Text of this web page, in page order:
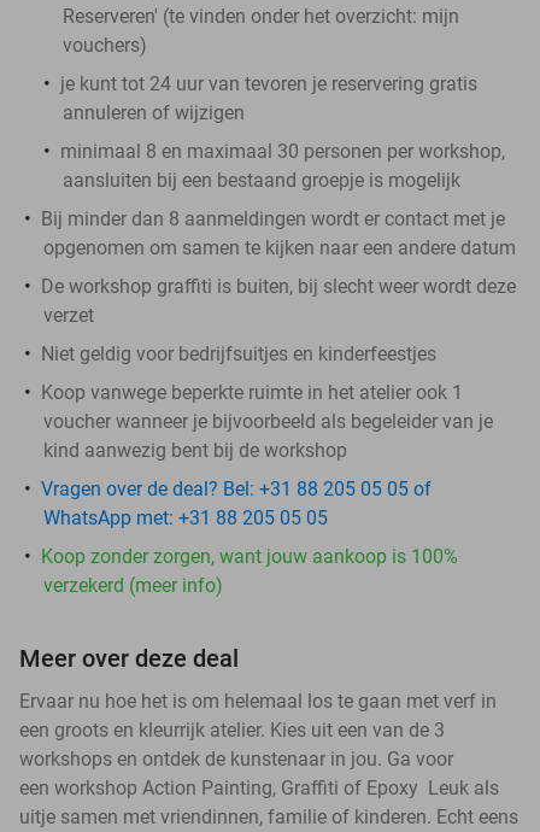
Reserveren' (te vinden onder het overzicht: mijn
vouchers)
je kunt tot 24 uur van tevoren je reservering gratis
annuleren of wijzigen
minimaal 8 en maximaal 30 personen per workshop,
aansluiten bij een bestaand groepje is mogelijk
Bij minder dan 8 aanmeldingen wordt er contact met je
opgenomen om samen te kijken naar een andere datum
De workshop graffiti is buiten, bij slecht weer wordt deze
verzet
Niet geldig voor bedrijfsuitjes en kinderfeestjes
Koop vanwege beperkte ruimte in het atelier ook 1
voucher wanneer je bijvoorbeeld als begeleider van je
kind aanwezig bent bij de workshop
Vragen over de deal? Bel: +31 88 205 05 05 of
WhatsApp met: +31 88 205 05 05
Koop zonder zorgen, want jouw aankoop is 100%
verzekerd (meer info)
Meer over deze deal
Ervaar nu hoe het is om helemaal los te gaan met verf in
een groots en kleurrijk atelier. Kies uit een van de 3
workshops en ontdek de kunstenaar in jou. Ga voor
een workshop Action Painting, Graffiti of Epoxy Leuk als
uitje samen met vriendinnen, familie of kinderen. Echt eens